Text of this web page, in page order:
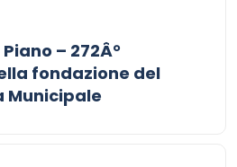
Piano – 272Â°
fondazione del
Municipale